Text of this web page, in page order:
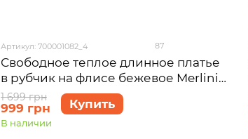
Артикул: 700001082_4 87
Свободное теплое длинное платье
в рубчик на флисе бежевое Merlini
Генуя 700001082 размер 4XL-5XL
(54-56)
1 699 грн
999 грн Купить
В наличии